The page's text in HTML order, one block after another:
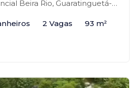
Beira Rio, Guaratinguetá-SP
2 Vagas 93 m²